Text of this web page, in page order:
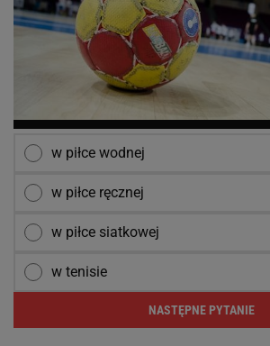
w piłce wodnej
w piłce ręcznej
w piłce siatkowej
w tenisie
NASTĘPNE PYTANIE